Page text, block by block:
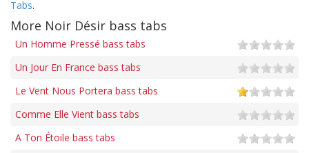
Tabs.
More Noir Désir bass tabs
Un Homme Pressé bass tabs
Un Jour En France bass tabs
Le Vent Nous Portera bass tabs
Comme Elle Vient bass tabs
A Ton Étoile bass tabs